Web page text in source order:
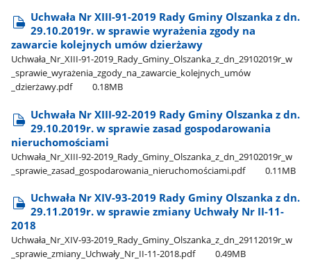
Uchwała Nr XIII-91-2019 Rady Gminy Olszanka z dn.
29.10.2019r. w sprawie wyrażenia zgody na
zawarcie kolejnych umów dzierżawy
Uchwała​_Nr​_XIII-91-2019​_Rady​_Gminy​_Olszanka​_z​_dn​_29102019r​_w​
_sprawie​_wyrażenia​_zgody​_na​_zawarcie​_kolejnych​_umów​
_dzierżawy.pdf
0.18MB
Uchwała Nr XIII-92-2019 Rady Gminy Olszanka z dn.
29.10.2019r. w sprawie zasad gospodarowania
nieruchomościami
Uchwała​_Nr​_XIII-92-2019​_Rady​_Gminy​_Olszanka​_z​_dn​_29102019r​_w​
_sprawie​_zasad​_gospodarowania​_nieruchomościami.pdf
0.11MB
Uchwała Nr XIV-93-2019 Rady Gminy Olszanka z dn.
29.11.2019r. w sprawie zmiany Uchwały Nr II-11-
2018
Uchwała​_Nr​_XIV-93-2019​_Rady​_Gminy​_Olszanka​_z​_dn​_29112019r​_w​
_sprawie​_zmiany​_Uchwały​_Nr​_II-11-2018.pdf
0.49MB